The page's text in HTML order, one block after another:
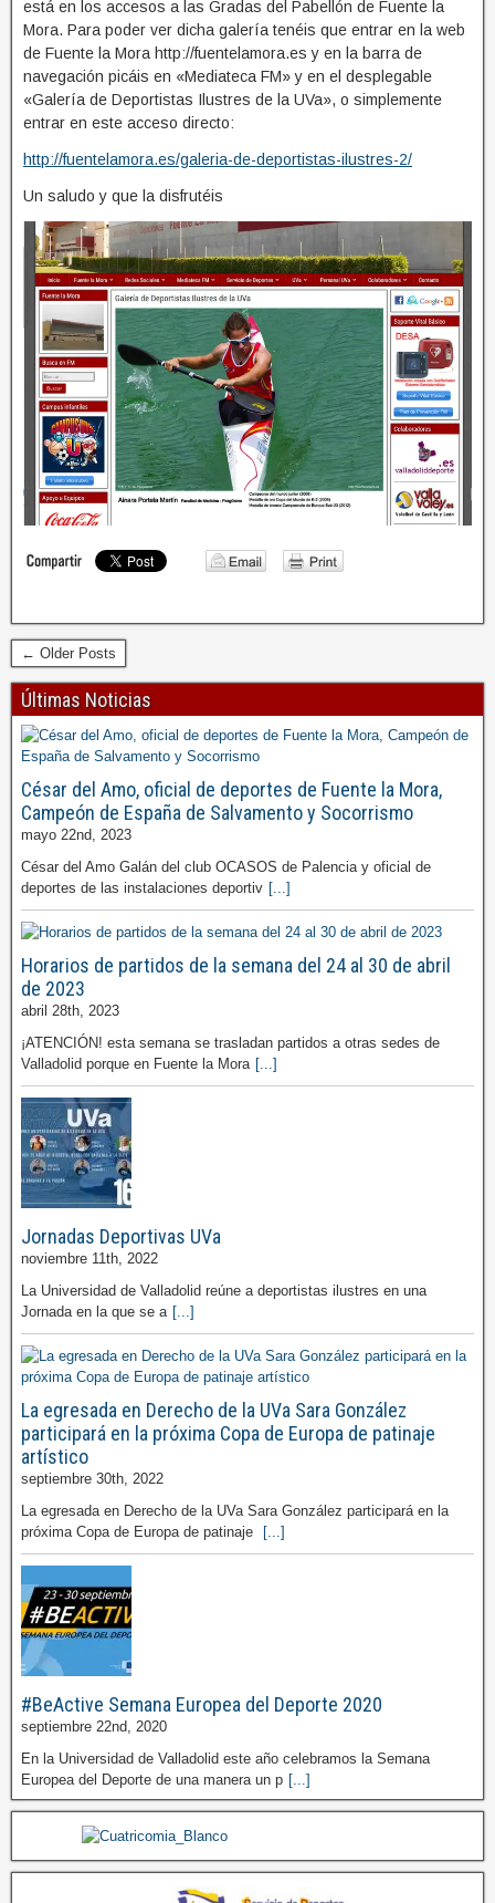
está en los accesos a las Gradas del Pabellón de Fuente la
Mora. Para poder ver dicha galería tenéis que entrar en la web
de Fuente la Mora http://fuentelamora.es y en la barra de
navegación picáis en «Mediateca FM» y en el desplegable
«Galería de Deportistas Ilustres de la UVa», o simplemente
entrar en este acceso directo:
http://fuentelamora.es/galeria-de-deportistas-ilustres-2/
Un saludo y que la disfrutéis
← Older Posts
Últimas Noticias
César del Amo, oficial de deportes de Fuente la Mora,
Campeón de España de Salvamento y Socorrismo
mayo 22nd, 2023
César del Amo Galán del club OCASOS de Palencia y oficial de
deportes de las instalaciones deportiv [...]
Horarios de partidos de la semana del 24 al 30 de abril
de 2023
abril 28th, 2023
¡ATENCIÓN! esta semana se trasladan partidos a otras sedes de
Valladolid porque en Fuente la Mora [...]
Jornadas Deportivas UVa
noviembre 11th, 2022
La Universidad de Valladolid reúne a deportistas ilustres en una
Jornada en la que se a [...]
La egresada en Derecho de la UVa Sara González
participará en la próxima Copa de Europa de patinaje
artístico
septiembre 30th, 2022
La egresada en Derecho de la UVa Sara González participará en la
próxima Copa de Europa de patinaje
[...]
#BeActive Semana Europea del Deporte 2020
septiembre 22nd, 2020
En la Universidad de Valladolid este año celebramos la Semana
Europea del Deporte de una manera un p [...]